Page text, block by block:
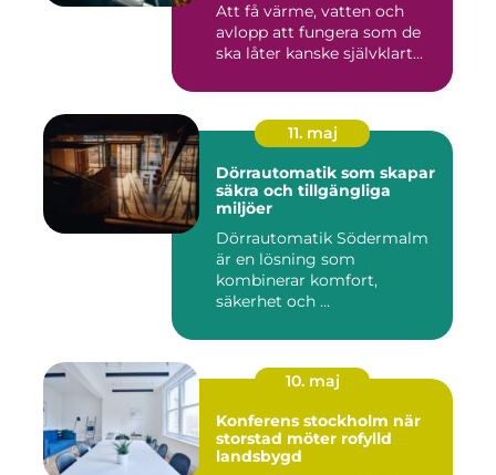
Att få värme, vatten och
avlopp att fungera som de
ska låter kanske självklart...
11. maj
Dörrautomatik som skapar
säkra och tillgängliga
miljöer
Dörrautomatik Södermalm
är en lösning som
kombinerar komfort,
säkerhet och ...
10. maj
Konferens stockholm när
storstad möter rofylld
landsbygd